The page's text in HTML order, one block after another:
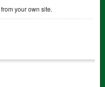
from your own site.